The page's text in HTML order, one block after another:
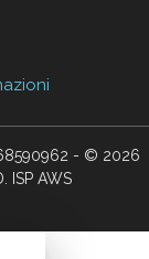
- © 2026
ISP AWS